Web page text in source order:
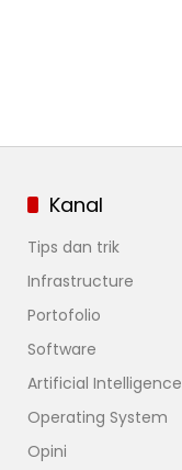
Kanal
Tips dan trik
Infrastructure
Portofolio
Software
Artificial Intelligence
Operating System
Opini